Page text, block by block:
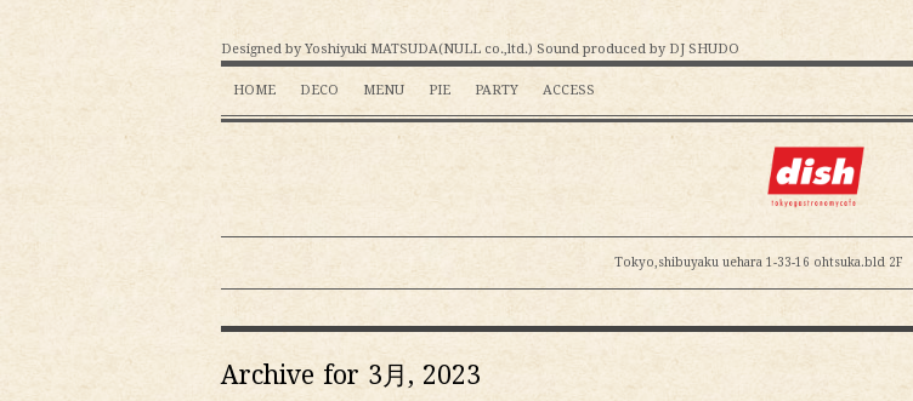
Designed by Yoshiyuki MATSUDA(NULL co.,ltd.) Sound produced by DJ SHUDO
HOME DECO MENU PIE PARTY ACCESS
Tokyo,shibuyaku uehara 1-33-16 ohtsuka.bld 2F
Archive for 3月, 2023